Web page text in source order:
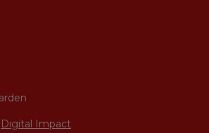
Digital Impact